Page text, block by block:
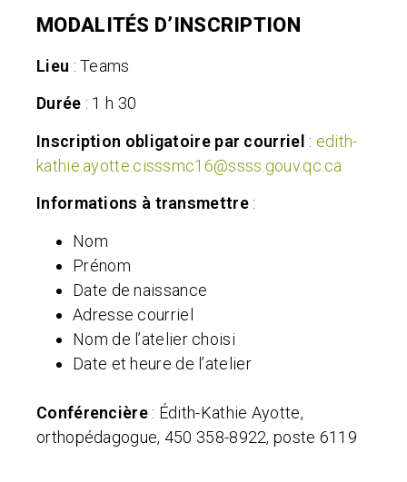
MODALITÉS D’INSCRIPTION
Lieu : Teams
Durée : 1 h 30
Inscription obligatoire par courriel : edith-
kathie.ayotte.cisssmc16@ssss.gouv.qc.ca
Informations à transmettre:
Nom
Prénom
Date de naissance
Adresse courriel
Nom de l’atelier choisi
Date et heure de l’atelier
Conférencière: Édith-Kathie Ayotte,
orthopédagogue, 450 358-8922, poste 6119